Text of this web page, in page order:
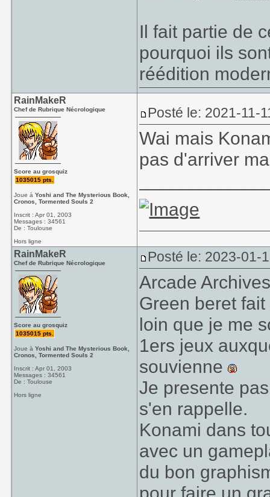
Il fait partie de
pourquoi ils
réédition
RainMakeR
Chef de Rubrique Nécrologique
Score au grosquiz
1035015 pts.
Joue àYoshi and The Mysterious Book,
Cronos, Tormented Souls 2
Inscrit : Apr 01, 2003
Messages : 34561
De : Toulouse
Hors ligne
Posté le: 2021-11-
Wai mais
pas d'arriver
RainMakeR
Chef de Rubrique Nécrologique
Score au grosquiz
1035015 pts.
Joue àYoshi and The Mysterious Book,
Cronos, Tormented Souls 2
Inscrit : Apr 01, 2003
Messages : 34561
De : Toulouse
Hors ligne
Posté le: 2023-01-
Arcade
Green beret
loin que je me
1ers jeux
souvienne
Je presente
s'en rappelle.
Konami dans
avec un
du bon
pour faire un